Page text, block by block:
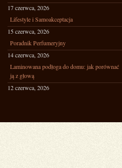
17 czerwca, 2026
Lifestyle i Samoakceptacja
15 czerwca, 2026
Poradnik Perfumeryjny
14 czerwca, 2026
Laminowana podłoga do domu: jak porównać
ją z głową
12 czerwca, 2026